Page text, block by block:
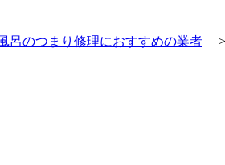
呂のつまり修理におすすめの業者